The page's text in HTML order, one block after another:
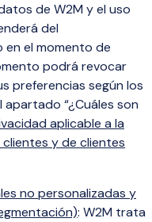
de W2M y el uso
del
el momento de
podrá revocar
preferencias según los
“¿Cuáles son
aplicable a la
y de clientes
no personalizadas y
: W2M trata